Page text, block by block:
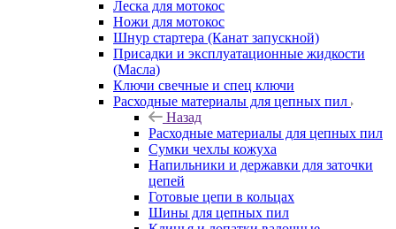
Леска для мотокос
Ножи для мотокос
Шнур стартера (Канат запускной)
Присадки и эксплуатационные жидкости
(Масла)
Ключи свечные и спец ключи
Расходные материалы для цепных пил
Назад
Расходные материалы для цепных пил
Сумки чехлы кожуха
Напильники и державки для заточки
цепей
Готовые цепи в кольцах
Шины для цепных пил